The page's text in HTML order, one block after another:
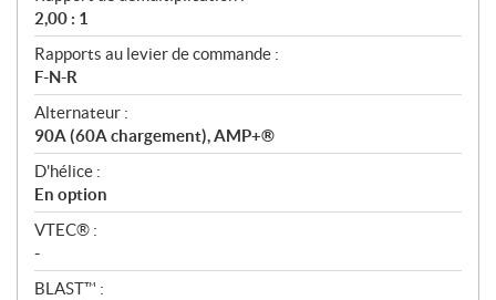
2,00 : 1
Rapports au levier de commande :
F-N-R
Alternateur :
90A (60A chargement), AMP+®
D'hélice :
En option
VTEC® :
-
BLAST™ :